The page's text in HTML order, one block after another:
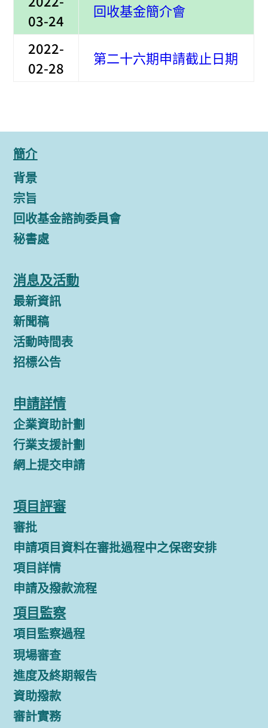
03-24
回收基金簡介會
2022-
02-28
第二十六期申請截止日期
簡介
背景
宗旨
回收基金諮詢委員會
秘書處
消息及活動
最新資訊
新聞稿
活動時間表
招標公告
申請詳情
企業資助計劃
行業支援計劃
網上提交申請
項目評審
審批
申請項目資料在審批過程中之保密安排
項目詳情
申請及撥款流程
項目監察
項目監察過程
現場審查
進度及終期報告
資助撥款
審計實務